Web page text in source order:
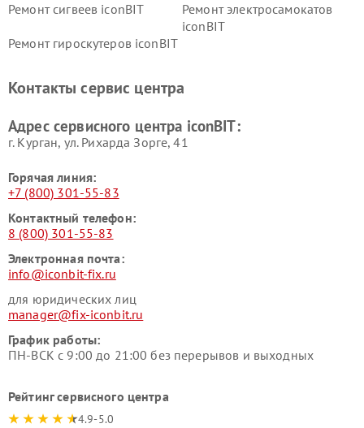
Ремонт сигвеев iconBIT
Ремонт электросамокатов
iconBIT
Ремонт гироскутеров iconBIT
Контакты сервис центра
Адрес сервисного центра iconBIT:
г. Курган, ул. Рихарда Зорге, 41
Горячая линия:
+7 (800) 301-55-83
Контактный телефон:
8 (800) 301-55-83
Электронная почта:
info@iconbit-fix.ru
для юридических лиц
manager@fix-iconbit.ru
График работы:
ПН-ВСК с 9:00 до 21:00 без перерывов и выходных
Рейтинг сервисного центра
4.9-5.0